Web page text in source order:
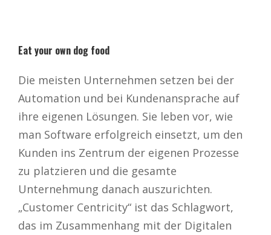
Eat your own dog food
Die meisten Unternehmen setzen bei der
Automation und bei Kundenansprache auf
ihre eigenen Lösungen. Sie leben vor, wie
man Software erfolgreich einsetzt, um den
Kunden ins Zentrum der eigenen Prozesse
zu platzieren und die gesamte
Unternehmung danach auszurichten.
„Customer Centricity“ ist das Schlagwort,
das im Zusammenhang mit der Digitalen